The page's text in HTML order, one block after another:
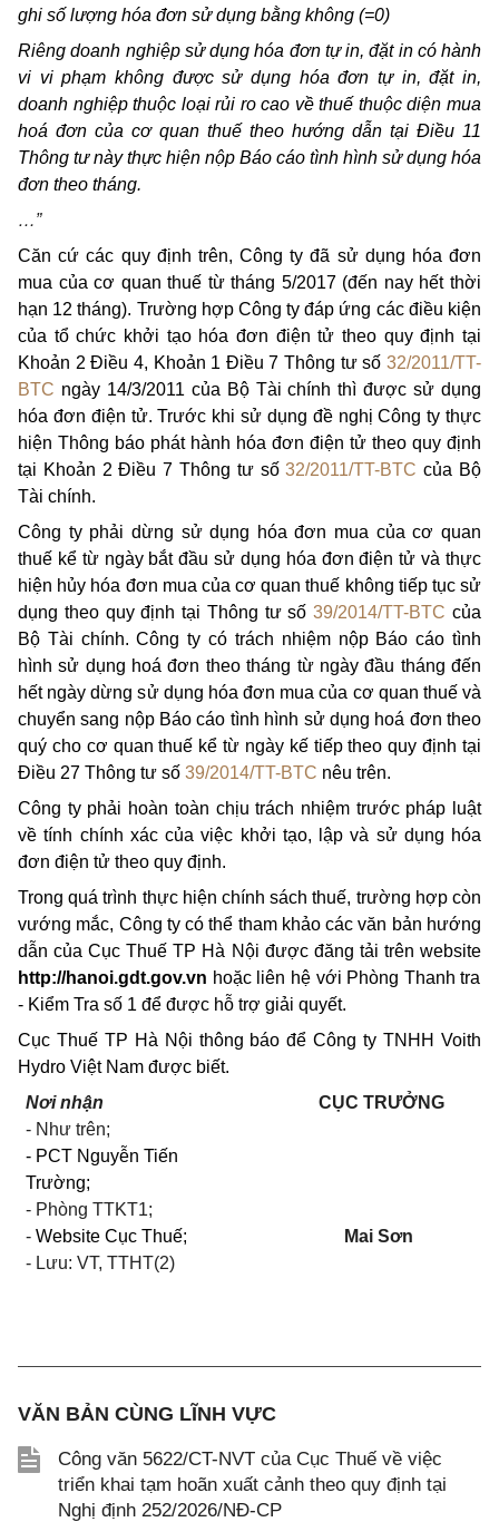
ghi số lượng hóa đơn sử dụng bằng không (=0)
Riêng doanh nghiệp sử dụng hóa đơn tự in, đặt in có hành
vi vi phạm không được sử dụng hóa đơn tự in, đặt in,
doanh nghiệp thuộc loại rủi ro cao về thuế thuộc diện mua
hoá đơn của cơ quan thuế theo hướng dẫn tại Điều 11
Thông tư này thực hiện nộp Báo cáo tình hình sử dụng hóa
đơn theo tháng.
…”
Căn cứ các quy định trên, Công ty đã sử dụng hóa đơn
mua của cơ quan thuế từ tháng 5/2017 (đến nay hết thời
hạn 12 tháng). Trường hợp Công ty đáp ứng các điều kiện
của tổ chức khởi tạo hóa đơn điện tử theo quy định tại
Khoản 2 Điều 4, Khoản 1 Điều 7 Thông tư số 32/2011/TT-
BTC ngày 14/3/2011 của Bộ Tài chính thì được sử dụng
hóa đơn điện tử. Trước khi sử dụng đề nghị Công ty thực
hiện Thông báo phát hành hóa đơn điện tử theo quy định
tại Khoản 2 Điều 7 Thông tư số32/2011/TT-BTC của Bộ
Tài chính.
Công ty phải dừng sử dụng hóa đơn mua của cơ quan
thuế kể từ ngày bắt đầu sử dụng hóa đơn điện tử và thực
hiện hủy hóa đơn mua của cơ quan thuế không tiếp tục sử
dụng theo quy định tại Thông tư số39/2014/TT-BTC của
Bộ Tài chính. Công ty có trách nhiệm nộp Báo cáo tình
hình sử dụng hoá đơn theo tháng từ ngày đầu tháng đến
hết ngày dừng sử dụng hóa đơn mua của cơ quan thuế và
chuyển sang nộp Báo cáo tình hình sử dụng hoá đơn theo
quý cho cơ quan thuế kể từ ngày kế tiếp theo quy định tại
Điều 27 Thông tư số 39/2014/TT-BTC nêu trên.
Công ty phải hoàn toàn chịu trách nhiệm trước pháp luật
về tính chính xác của việc khởi tạo, lập và sử dụng hóa
đơn điện tử theo quy định.
Trong quá trình thực hiện chính sách thuế, trường hợp còn
vướng mắc, Công ty có thể tham khảo các văn bản hướng
dẫn của Cục Thuế TP Hà Nội được đăng tải trên website
http://hanoi.gdt.gov.vn hoặc liên hệ với Phòng Thanh tra
- Kiểm Tra số 1 để được hỗ trợ giải quyết.
Cục Thuế TP Hà Nội thông báo để Công ty TNHH Voith
Hydro Việt Nam được biết.
Nơi nhận
- Như trên;
- PCT Nguyễn Tiến
Trường;
- Phòng TTKT1;
-Website Cục Thuế;
- Lưu: VT, TTHT(2)
CỤC TRƯỞNG
Mai Sơn
VĂN BẢN CÙNG LĨNH VỰC
Công văn 5622/CT-NVT của Cục Thuế về việc
triển khai tạm hoãn xuất cảnh theo quy định tại
Nghị định 252/2026/NĐ-CP